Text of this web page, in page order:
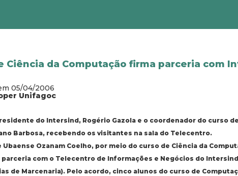
Ciência da Computação firma parceria com
05/04/2006
Unifagoc
do Intersind, Rogério Gazola e o coordenador do curso
Barbosa, recebendo os visitantes na sala do Telecentro.
Ubaense Ozanam Coelho, por meio do curso de Ciência da
parceria com o Telecentro de Informações e Negócios do
de Marcenaria). Pelo acordo, cinco alunos do curso de